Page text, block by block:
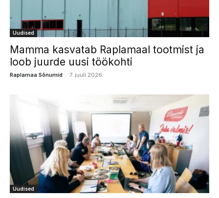
Uudised
Mamma kasvatab Raplamaal tootmist ja
loob juurde uusi töökohti
Raplamaa Sõnumid - 7. juuli 2026
Uudised